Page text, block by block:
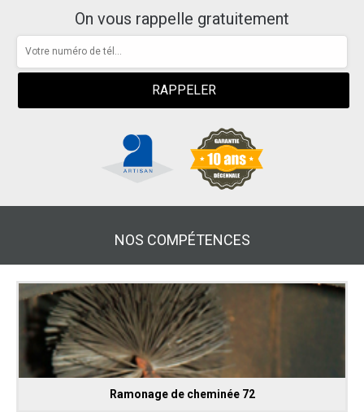
On vous rappelle gratuitement
NOS COMPÉTENCES
Ramonage de cheminée 72